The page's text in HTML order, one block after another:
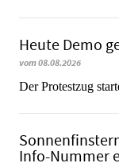
Heute Demo
vom 08.08.2026
Der Protestzug
Info-Nummer